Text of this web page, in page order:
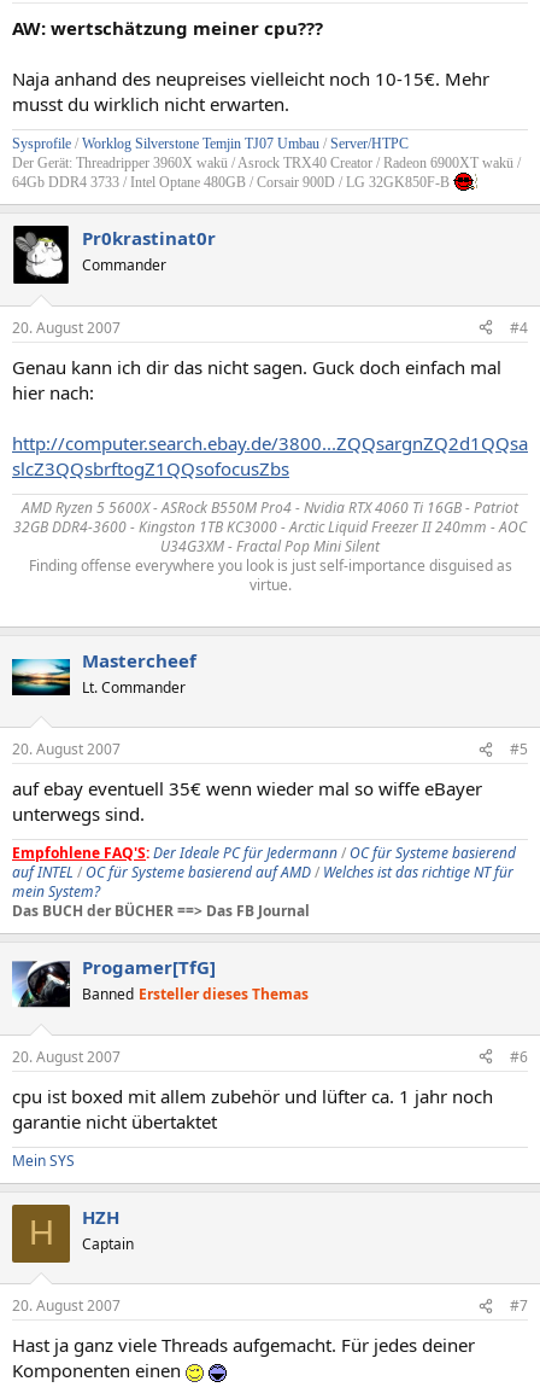
AW: wertschätzung meiner cpu???
Naja anhand des neupreises vielleicht noch 10-15€. Mehr
musst du wirklich nicht erwarten.
Sysprofile / Worklog Silverstone Temjin TJ07 Umbau / Server/HTPC
Der Gerät: Threadripper 3960X wakü / Asrock TRX40 Creator / Radeon 6900XT wakü /
64Gb DDR4 3733 / Intel Optane 480GB / Corsair 900D / LG 32GK850F-B
Pr0krastinat0r
Commander
20. August 2007 #4
Genau kann ich dir das nicht sagen. Guck doch einfach mal
hier nach:
http://computer.search.ebay.de/3800...ZQQsargnZQ2d1QQsa
slcZ3QQsbrftogZ1QQsofocusZbs
AMD Ryzen 5 5600X - ASRock B550M Pro4 - Nvidia RTX 4060 Ti 16GB - Patriot
32GB DDR4-3600 - Kingston 1TB KC3000 - Arctic Liquid Freezer II 240mm - AOC
U34G3XM - Fractal Pop Mini Silent
Finding offense everywhere you look is just self-importance disguised as
virtue.
Mastercheef
Lt. Commander
20. August 2007 #5
auf ebay eventuell 35€ wenn wieder mal so wiffe eBayer
unterwegs sind.
Empfohlene FAQ'S:Der Ideale PC für Jedermann/OC für Systeme basierend
auf INTEL /OC für Systeme basierend auf AMD/ Welches ist das richtige NT für
mein System?
Das BUCH der BÜCHER ==> Das FB Journal
Progamer[TfG]
Banned Ersteller dieses Themas
20. August 2007 #6
cpu ist boxed mit allem zubehör und lüfter ca. 1 jahr noch
garantie nicht übertaktet
Mein SYS
H HZH
Captain
20. August 2007 #7
Hast ja ganz viele Threads aufgemacht. Für jedes deiner
Komponenten einen